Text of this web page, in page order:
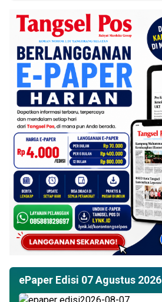
ePaper Edisi 07 Agustus 2026